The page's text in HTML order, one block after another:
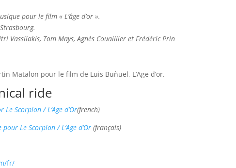
pour le film « L’âge d’or ».
Vassilakis, Tom Mays, Agnès Couaillier et Frédéric Prin
Matalon pour le film de Luis Buñuel, L’Age d’or.
ride
Le Scorpion / L’Age d’Or(french)
Le Scorpion / L’Age d’Or (français)
fr/